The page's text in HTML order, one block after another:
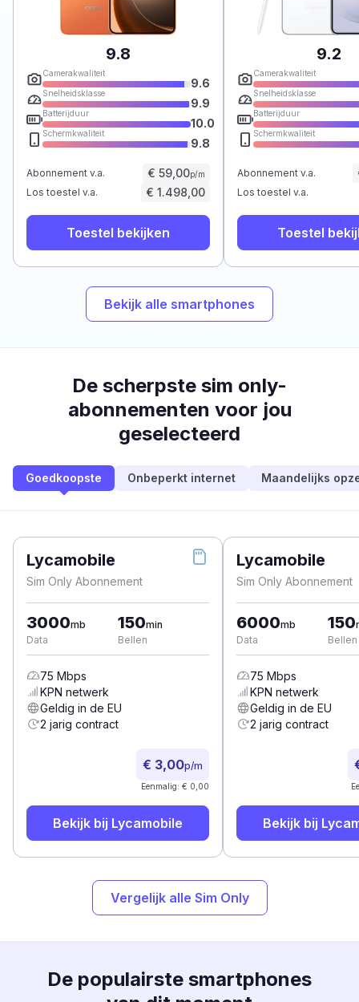
9.8
Camerakwaliteit
9.6
Snelheidsklasse
9.9
Batterijduur
10.0
Schermkwaliteit
9.8
Abonnement v.a. € 59,00p/m
Los toestel v.a. € 1.498,00
Toestel bekijken
9.2
Camerakwaliteit
Snelheidsklasse
Batterijduur
Schermkwaliteit
Abonnement v.a.
Los toestel v.a.
Toestel
Bekijk alle smartphones
De scherpste sim only-
abonnementen voor jou
geselecteerd
Goedkoopste Onbeperkt internet Maandelijks
Lycamobile
Sim Only Abonnement
3000mb
Data
150min
Bellen
75 Mbps
KPN netwerk
Geldig in de EU
2 jarig contract
€ 3,00p/m
Eenmalig: € 0,00
Bekijk bij Lycamobile
Lycamobile
Sim Only Abonnement
6000mb
Data
150
Bellen
75 Mbps
KPN netwerk
Geldig in de EU
2 jarig contract
Bekijk bij
Vergelijk alle Sim Only
De populairste smartphones